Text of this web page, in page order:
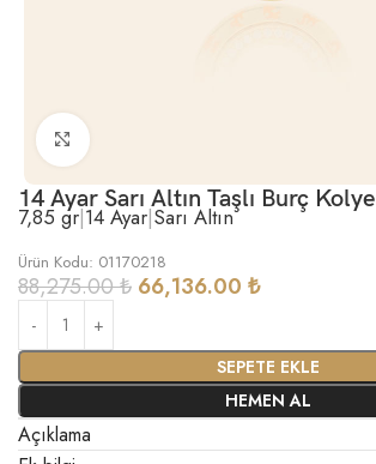
Büyütmek için tıklayın
14 Ayar Sarı Altın Taşlı Burç Kolye
7,85 gr|14 Ayar|Sarı Altın
Ürün Kodu: 01170218
88,275.00₺ 66,136.00 ₺
SEPETE EKLE
HEMEN AL
Açıklama